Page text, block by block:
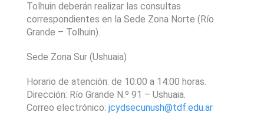
Tolhuin deberán realizar las consultas
correspondientes en la Sede Zona Norte (Río
Grande – Tolhuin).
Sede Zona Sur (Ushuaia)
Horario de atención: de 10:00 a 14:00 horas.
Dirección: Río Grande N.º 91 – Ushuaia.
Correo electrónico: jcydsecunush@tdf.edu.ar